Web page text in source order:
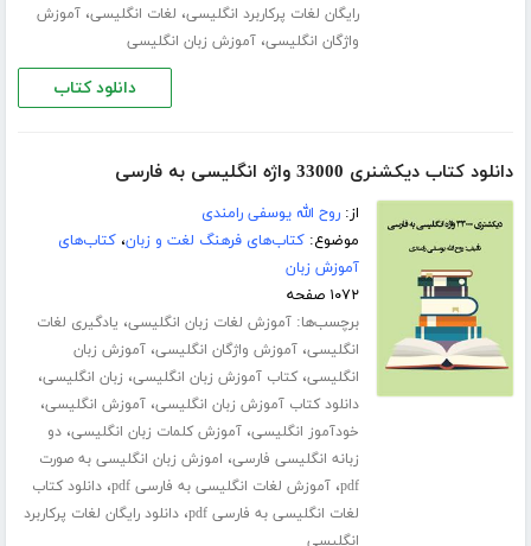
رایگان لغات پرکاربرد انگلیسی، لغات انگلیسی،آموزش
واژگان انگلیسی،آموزش زبان انگلیسی
دانلود کتاب
دانلود کتاب دیکشنری 33000 واژه انگلیسی به فارسی
از:روح الله یوسفی رامندی
موضوع:کتاب‌های فرهنگ لغت و زبان،کتاب‌های
آموزش زبان
۱۰۷۲ صفحه
برچسب‌ها:آموزش لغات زبان انگلیسی، یادگیری لغات
انگلیسی،آموزش واژگان انگلیسی،آموزش زبان
انگلیسی،کتاب آموزش زبان انگلیسی، زبان انگلیسی،
دانلود کتاب آموزش زبان انگلیسی،آموزش انگلیسی،
خودآموز انگلیسی،آموزش کلمات زبان انگلیسی،دو
زبانه انگلیسی فارسی، اموزش زبان انگلیسی به صورت
pdf،آموزش لغات انگلیسی به فارسی pdf ،دانلود کتاب
لغات انگلیسی به فارسی pdf
،دانلود رایگان لغات پرکاربرد
انگلیسی